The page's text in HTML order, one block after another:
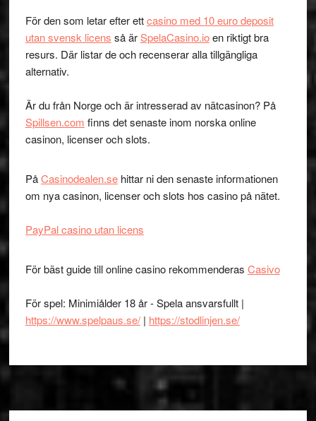
För den som letar efter ettcasino med 10 euro deposit
utan svensk licens så ärSpelaCasino.ioen riktigt bra
resurs. Där listar de och recenserar alla tillgängliga
alternativ.
Är du från Norge och är intresserad av nätcasinon? På
Spillsen.com finns det senaste inom norska online
casinon, licenser och slots.
PåCasinodealen.sehittar ni den senaste informationen
om nya casinon, licenser och slots hos casino på nätet.
PayPal casino utan licens
För bäst guide till online casino rekommenderas Casivo
För spel: Minimiålder 18 år - Spela ansvarsfullt |
https://www.spelpaus.se/| https://stodlinjen.se/